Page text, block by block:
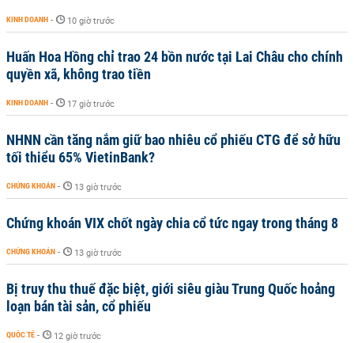
KINH DOANH - 10 giờ trước
Huấn Hoa Hồng chỉ trao 24 bồn nước tại Lai Châu cho chính
quyền xã, không trao tiền
KINH DOANH - 17 giờ trước
NHNN cần tăng nắm giữ bao nhiêu cổ phiếu CTG để sở hữu
tối thiểu 65% VietinBank?
CHỨNG KHOÁN - 13 giờ trước
Chứng khoán VIX chốt ngày chia cổ tức ngay trong tháng 8
CHỨNG KHOÁN - 13 giờ trước
Bị truy thu thuế đặc biệt, giới siêu giàu Trung Quốc hoảng
loạn bán tài sản, cổ phiếu
QUỐC TẾ - 12 giờ trước